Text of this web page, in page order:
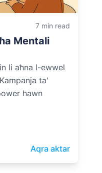
7 min read
Mentali
li aħna l-ewwel
ta'
hawn
Aqra aktar: